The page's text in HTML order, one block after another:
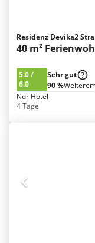
Residenz Devika2
40 m²
5.0/
6.0
Sehr gut
90 %
Nur Hotel
4 Tage